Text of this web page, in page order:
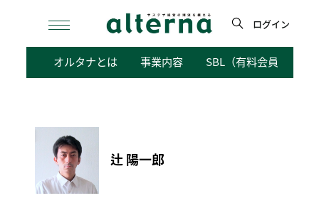
検
ログイン
オルタナとは 事業内容 SBL（有料会員向けサ
辻 陽一郎